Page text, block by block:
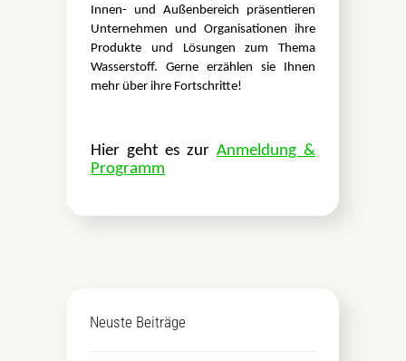
Innen- und Außenbereich präsentieren
Unternehmen und Organisationen ihre
Produkte und Lösungen zum Thema
Wasserstoff. Gerne erzählen sie Ihnen
mehr über ihre Fortschritte!
Hier geht es zur Anmeldung &
Programm
Neuste Beiträge